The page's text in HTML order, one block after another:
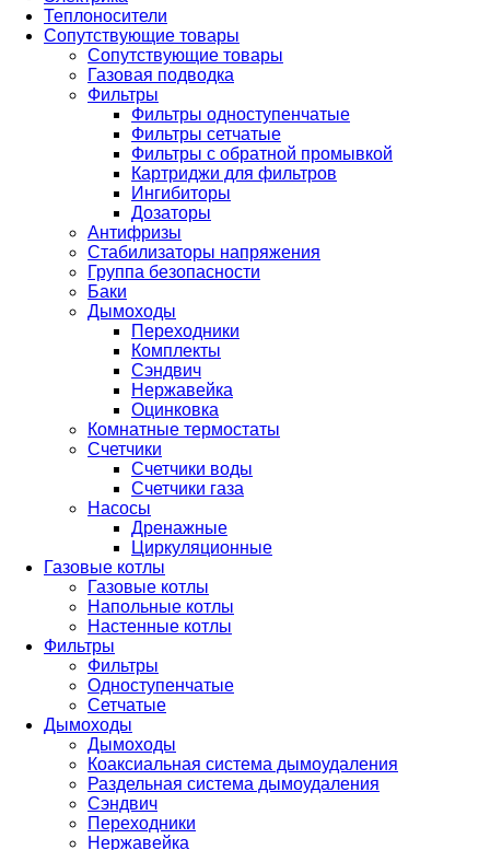
Теплоносители
Сопутствующие товары
Сопутствующие товары
Газовая подводка
Фильтры
Фильтры одноступенчатые
Фильтры сетчатые
Фильтры с обратной промывкой
Картриджи для фильтров
Ингибиторы
Дозаторы
Антифризы
Стабилизаторы напряжения
Группа безопасности
Баки
Дымоходы
Переходники
Комплекты
Сэндвич
Нержавейка
Оцинковка
Комнатные термостаты
Счетчики
Счетчики воды
Счетчики газа
Насосы
Дренажные
Циркуляционные
Газовые котлы
Газовые котлы
Напольные котлы
Настенные котлы
Фильтры
Фильтры
Одноступенчатые
Сетчатые
Дымоходы
Дымоходы
Коаксиальная система дымоудаления
Раздельная система дымоудаления
Сэндвич
Переходники
Нержавейка